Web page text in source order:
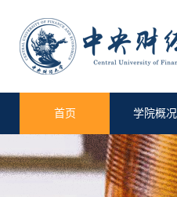
首页 学院概况